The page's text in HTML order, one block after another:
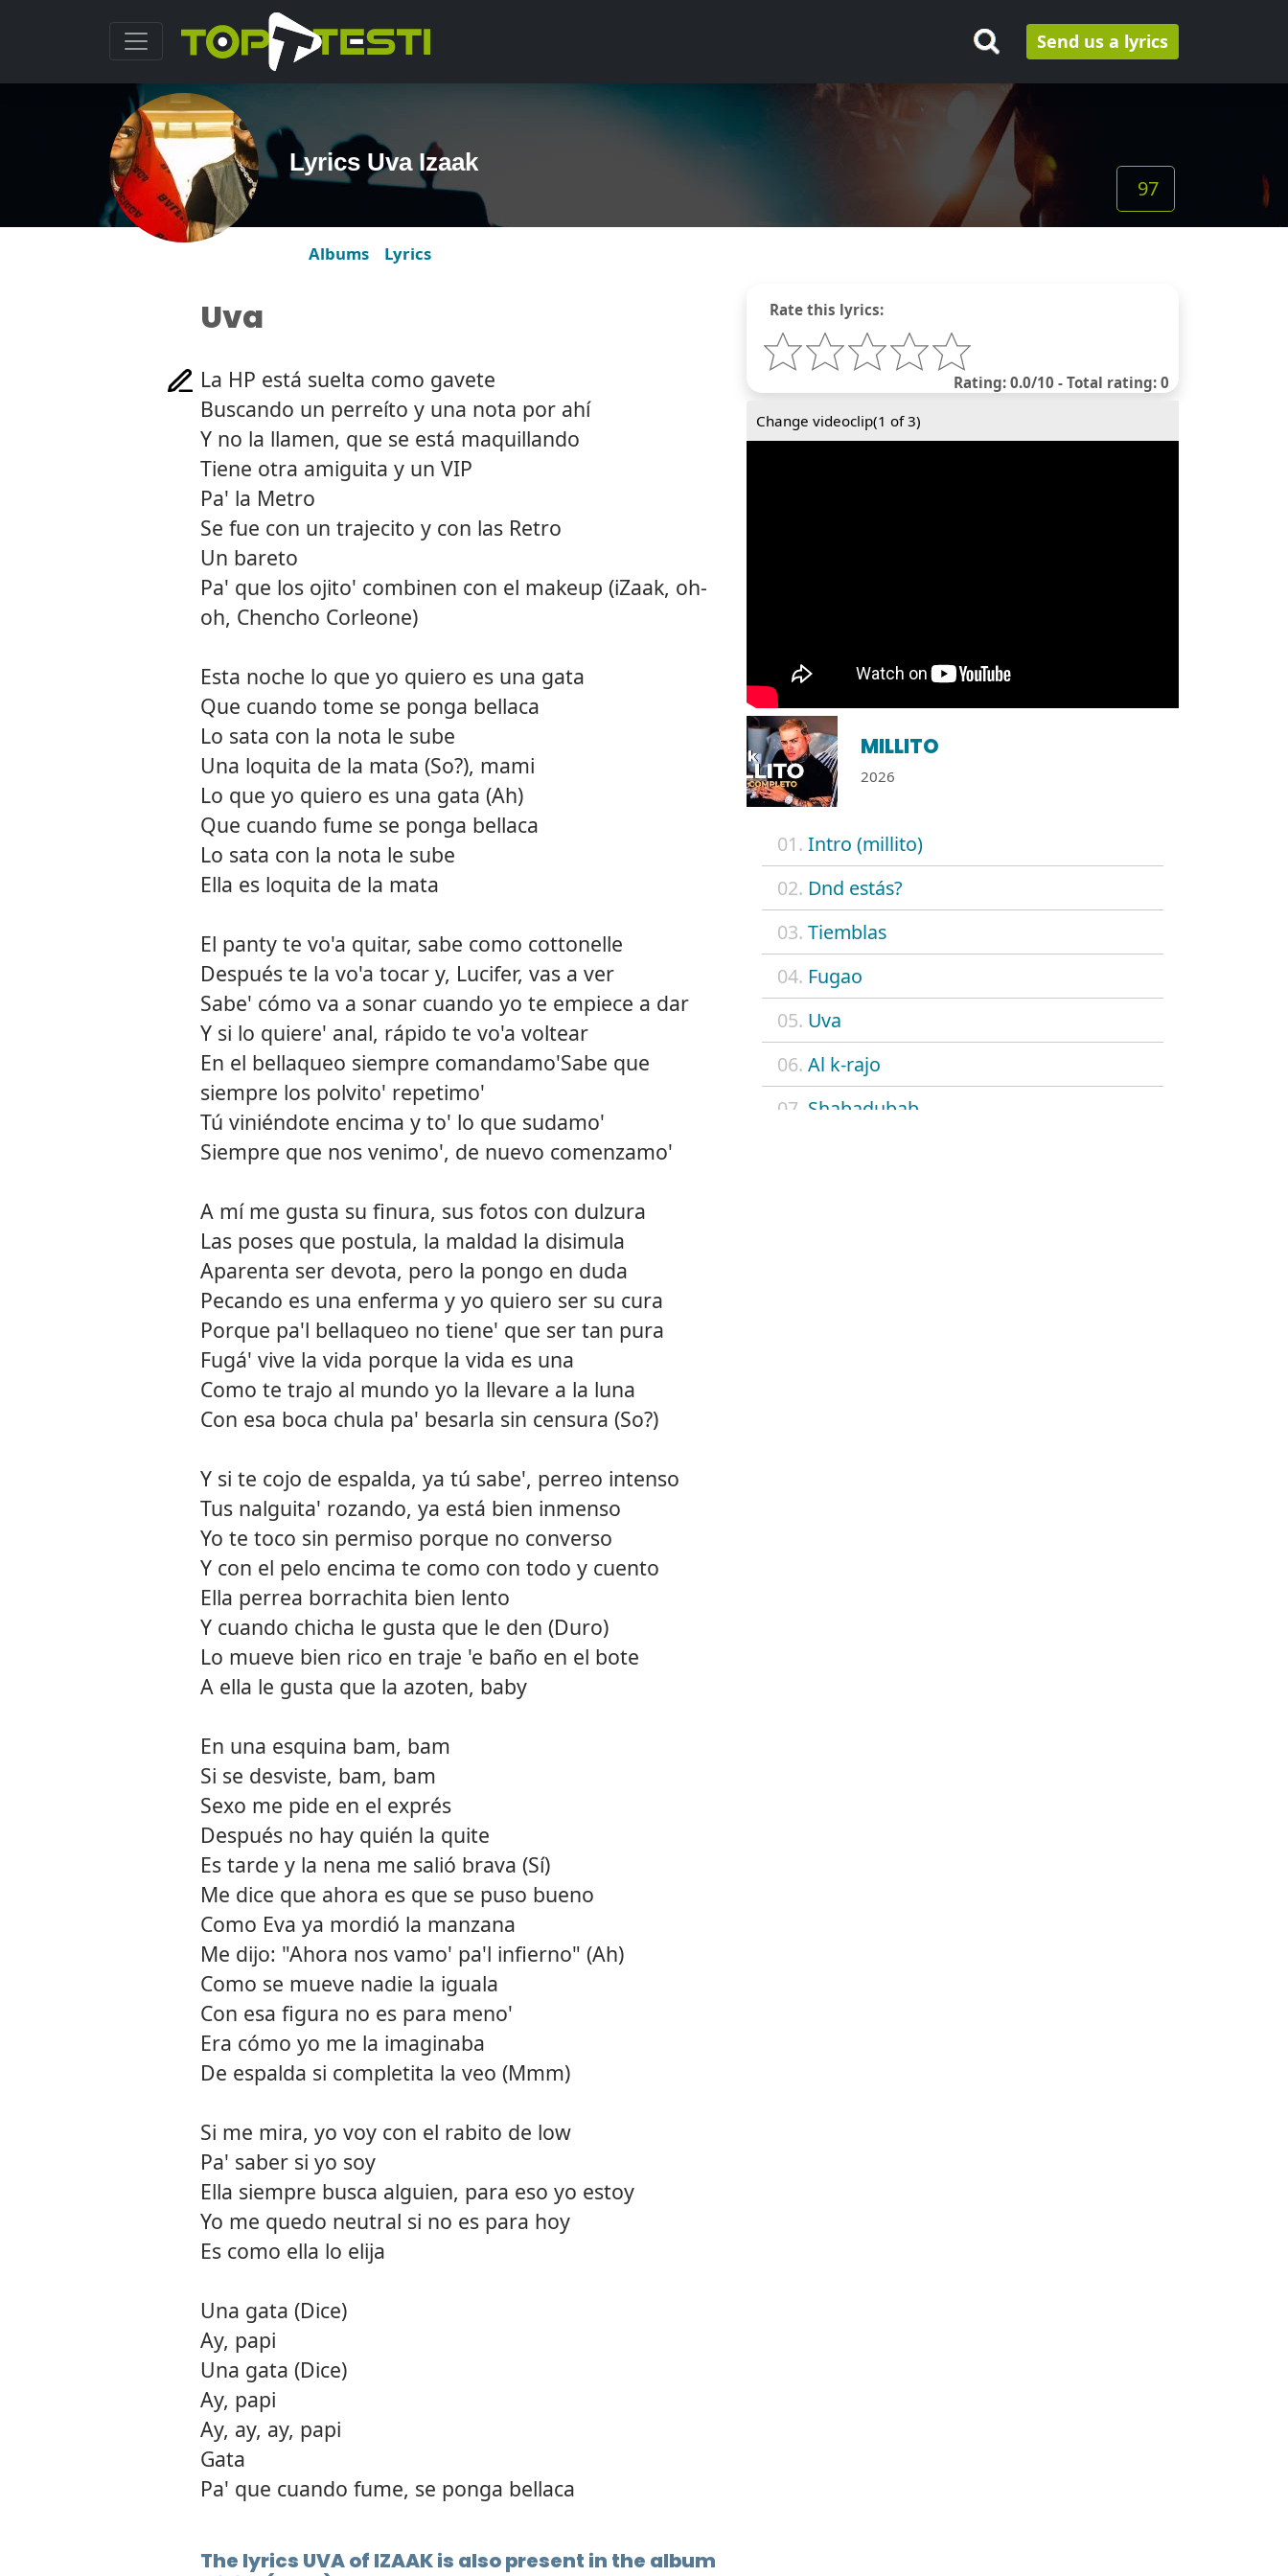
Send us a lyrics
Lyrics Uva Izaak
97
Albums Lyrics
Rate this lyrics:
Rating: 0.0/10 - Total rating: 0
Change videoclip(1 of 3)
MILLITO
2026
01. Intro (millito)
02. Dnd estás?
03. Tiemblas
04. Fugao
05. Uva
06. Al k-rajo
07. Shabadubab
Uva
La HP está suelta como gavete
Buscando un perreíto y una nota por ahí
Y no la llamen, que se está maquillando
Tiene otra amiguita y un VIP
Pa' la Metro
Se fue con un trajecito y con las Retro
Un bareto
Pa' que los ojito' combinen con el makeup (iZaak, oh-
oh, Chencho Corleone)
Esta noche lo que yo quiero es una gata
Que cuando tome se ponga bellaca
Lo sata con la nota le sube
Una loquita de la mata (So?), mami
Lo que yo quiero es una gata (Ah)
Que cuando fume se ponga bellaca
Lo sata con la nota le sube
Ella es loquita de la mata
El panty te vo'a quitar, sabe como cottonelle
Después te la vo'a tocar y, Lucifer, vas a ver
Sabe' cómo va a sonar cuando yo te empiece a dar
Y si lo quiere' anal, rápido te vo'a voltear
En el bellaqueo siempre comandamo'Sabe que
siempre los polvito' repetimo'
Tú viniéndote encima y to' lo que sudamo'
Siempre que nos venimo', de nuevo comenzamo'
A mí me gusta su finura, sus fotos con dulzura
Las poses que postula, la maldad la disimula
Aparenta ser devota, pero la pongo en duda
Pecando es una enferma y yo quiero ser su cura
Porque pa'l bellaqueo no tiene' que ser tan pura
Fugá' vive la vida porque la vida es una
Como te trajo al mundo yo la llevare a la luna
Con esa boca chula pa' besarla sin censura (So?)
Y si te cojo de espalda, ya tú sabe', perreo intenso
Tus nalguita' rozando, ya está bien inmenso
Yo te toco sin permiso porque no converso
Y con el pelo encima te como con todo y cuento
Ella perrea borrachita bien lento
Y cuando chicha le gusta que le den (Duro)
Lo mueve bien rico en traje 'e baño en el bote
A ella le gusta que la azoten, baby
En una esquina bam, bam
Si se desviste, bam, bam
Sexo me pide en el exprés
Después no hay quién la quite
Es tarde y la nena me salió brava (Sí)
Me dice que ahora es que se puso bueno
Como Eva ya mordió la manzana
Me dijo: "Ahora nos vamo' pa'l infierno" (Ah)
Como se mueve nadie la iguala
Con esa figura no es para meno'
Era cómo yo me la imaginaba
De espalda si completita la veo (Mmm)
Si me mira, yo voy con el rabito de low
Pa' saber si yo soy
Ella siempre busca alguien, para eso yo estoy
Yo me quedo neutral si no es para hoy
Es como ella lo elija
Una gata (Dice)
Ay, papi
Una gata (Dice)
Ay, papi
Ay, ay, ay, papi
Gata
Pa' que cuando fume, se ponga bellaca
The lyrics UVA of IZAAK is also present in the album